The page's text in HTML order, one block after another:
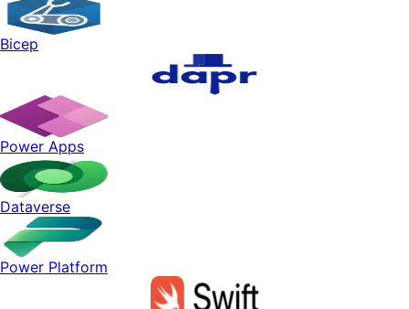
Bicep
Power Apps
Dataverse
Power Platform